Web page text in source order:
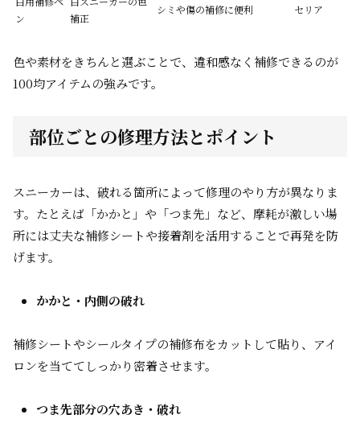
ン
補正
シミや傷の補修に便利 セリア
色や素材をきちんと選ぶことで、違和感なく補修できるのが
100均アイテムの強みです。
部位ごとの修理方法とポイント
スニーカーは、破れる箇所によって修理のやり方が異なりま
す。たとえば「かかと」や「つま先」など、摩耗が激しい場
所には丈夫な補修シートや接着剤を活用することで再発を防
げます。
かかと・内側の破れ
補修シートやシールタイプの補修布をカットして貼り、アイ
ロンを当ててしっかり密着させます。
つま先部分の穴あき・破れ